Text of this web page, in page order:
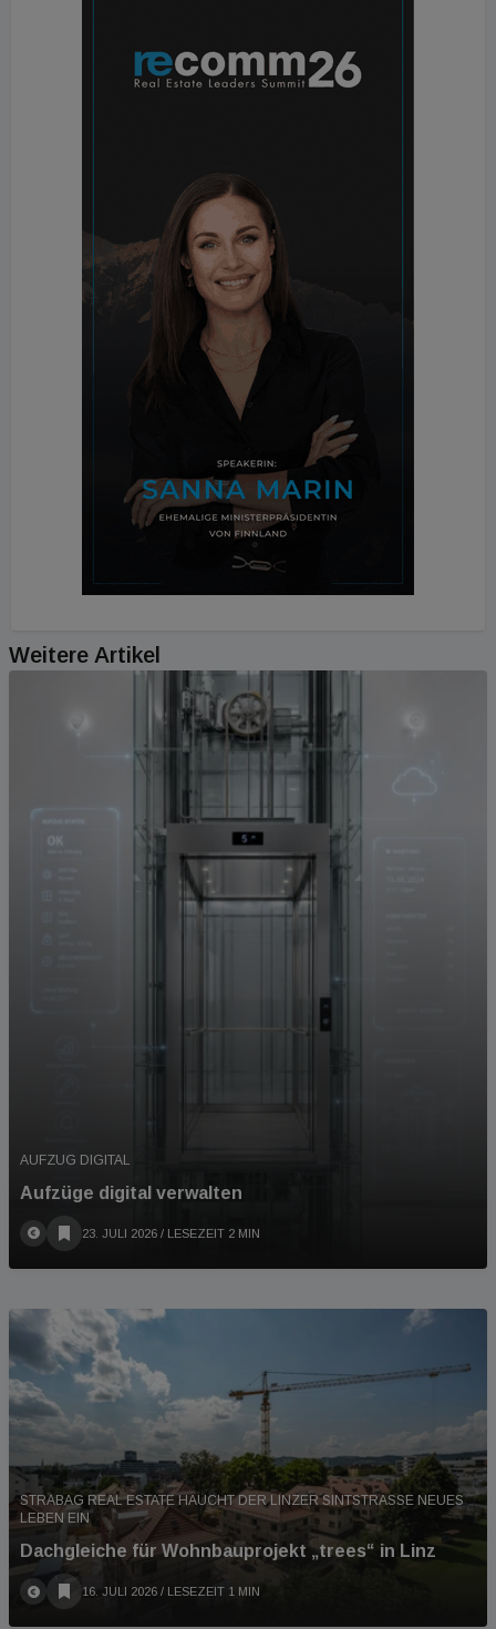
Weitere Artikel
AUFZUG DIGITAL
Aufzüge digital verwalten
23. JULI 2026 / LESEZEIT 2 MIN
STRABAG REAL ESTATE HAUCHT DER LINZER SINTSTRASSE NEUES L
EBEN EIN
Dachgleiche für Wohnbauprojekt „trees“ in Linz
16. JULI 2026 / LESEZEIT 1 MIN